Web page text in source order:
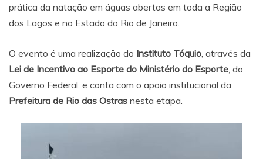
prática da natação em águas abertas em toda a Região
dos Lagos e no Estado do Rio de Janeiro.
O evento é uma realização do Instituto Tóquio , através da
Lei de Incentivo ao Esporte do Ministério do Esporte , do
Governo Federal, e conta com o apoio institucional da
Prefeitura de Rio das Ostras nesta etapa.